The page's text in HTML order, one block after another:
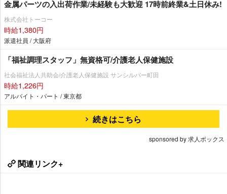
金属パーツの入出荷作業/未経験も大歓迎 17時前終業&土日休み!
株式会社トーコー
時給1,380円
派遣社員 / 大阪府
「福祉調理スタッフ」無資格可/介護老人保健施設
社会福祉法人共助会/介護老人保健施設 サンシルバー町田
時給1,226円
アルバイト・パート / 東京都
続きはこちら
sponsored by 求人ボックス
関連リンク+